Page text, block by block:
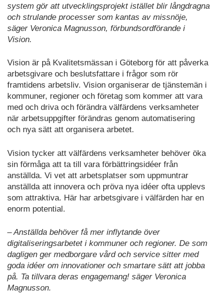
system gör att utvecklingsprojekt istället blir långdragna
och strulande processer som kantas av missnöje,
säger Veronica Magnusson, förbundsordförande i
Vision.
Vision är på Kvalitetsmässan i Göteborg för att påverka
arbetsgivare och beslutsfattare i frågor som rör
framtidens arbetsliv. Vision organiserar de tjänstemän i
kommuner, regioner och företag som kommer att vara
med och driva och förändra välfärdens verksamheter
när arbetsuppgifter förändras genom automatisering
och nya sätt att organisera arbetet.
Vision tycker att välfärdens verksamheter behöver öka
sin förmåga att ta till vara förbättringsidéer från
anställda. Vi vet att arbetsplatser som uppmuntrar
anställda att innovera och pröva nya idéer ofta upplevs
som attraktiva. Här har arbetsgivare i välfärden har en
enorm potential.
– Anställda behöver få mer inflytande över
digitaliseringsarbetet i kommuner och regioner. De som
dagligen ger medborgare vård och service sitter med
goda idéer om innovationer och smartare sätt att jobba
på. Ta tillvara deras engagemang! säger Veronica
Magnusson.